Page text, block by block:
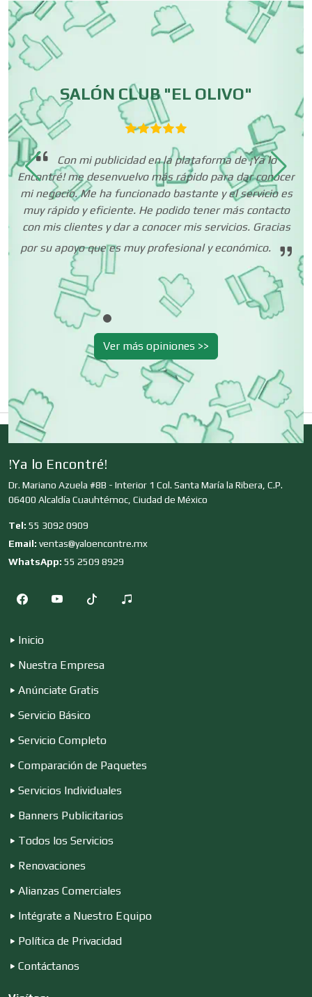
Centros Comerciales
Centros de Espectáculos
Centros de Nutrición
Centros Turísticos
Cerrajerías
Cibercafés
Clínicas de Belleza
Clínicas de Rehabilitación
Clubes Deportivos
Cocinas Integrales
Compresores de aire
Computadoras
Conferencias Empresariales
OLIVO"
de ¡Ya lo
rápido para dar conocer
y el servicio es
tener más contacto
mis servicios. Gracias
y económico.
Regularización y
para Nivel Básico,
Agradezco la atención al Equipo
reconozco su valioso apoyo y
profesionalismo y
Ver más opiniones >>
!Ya lo Encontré!
Dr. Mariano Azuela #8B - Interior 1 Col. Santa María la Ribera, C.P.
06400 Alcaldía Cuauhtémoc, Ciudad de México
Tel: 55 3092 0909
Email: ventas@yaloencontre.mx
WhatsApp: 55 2509 8929
Inicio
Nuestra Empresa
Anúnciate Gratis
Servicio Básico
Servicio Completo
Comparación de Paquetes
Servicios Individuales
Banners Publicitarios
Todos los Servicios
Renovaciones
Alianzas Comerciales
Intégrate a Nuestro Equipo
Política de Privacidad
Contáctanos